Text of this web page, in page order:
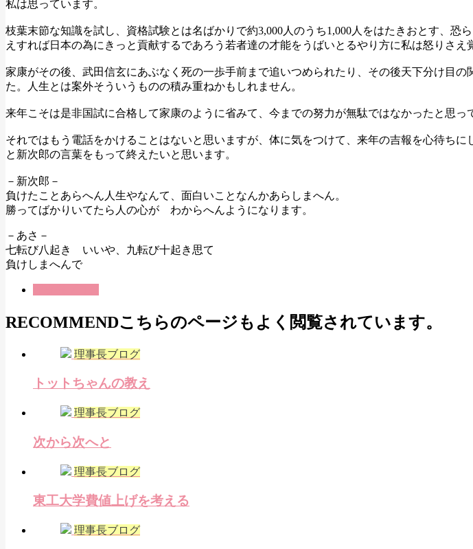
私は思っています。
枝葉末節な知識を試し、資格試験とは名ばかりで約3,000人のうち1,000人をはたきおとす、
えすれば日本の為にきっと貢献するであろう若者達の才能をうばいとるやり方に私は怒りさ
家康がその後、武田信玄にあぶなく死の一歩手前まで追いつめられたり、その後天下分け目
た。人生とは案外そういうものの積み重ねかもしれません。
来年こそは是非国試に合格して家康のように省みて、今までの努力が無駄ではなかったと思っ
それではもう電話をかけることはないと思いますが、体に気をつけて、来年の吉報を心待ち
と新次郎の言葉をもって終えたいと思います。
－新次郎－
負けたことあらへん人生やなんて、面白いことなんかあらしまへん。
勝ってばかりいてたら人の心が わからへんようになります。
－あさ－
七転び八起き いいや、九転び十起き思て
負けしまへんで
RECOMMENDこちらのページもよく閲覧されています。
理事長ブログ
トットちゃんの教え
理事長ブログ
次から次へと
理事長ブログ
東工大学費値上げを考える
理事長ブログ